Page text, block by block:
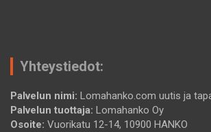
Yhteystiedot:
Palvelun nimi: Lomahanko.com uutis ja
Palvelun tuottaja: Lomahanko Oy
Osoite: Vuorikatu 12-14, 10900 HANKO